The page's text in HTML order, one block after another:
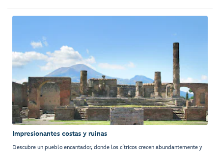
Impresionantes costas y ruinas
Descubre un pueblo encantador, donde los cítricos crecen abundantemente y